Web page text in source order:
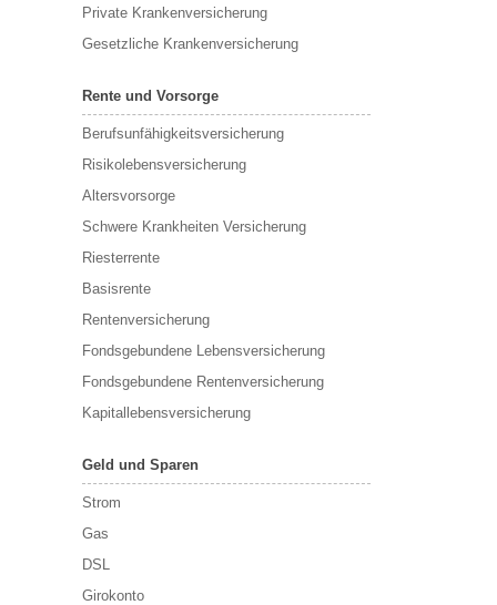
Private Krankenversicherung
Gesetzliche Krankenversicherung
Rente und Vorsorge
Berufs­unfähigkeitsversicherung
Risikolebensversicherung
Altersvorsorge
Schwere Krankheiten Versicherung
Riesterrente
Basisrente
Rentenversicherung
Fondsgebundene Lebensversicherung
Fondsgebundene Rentenversicherung
Kapitallebensversicherung
Geld und Sparen
Strom
Gas
DSL
Girokonto